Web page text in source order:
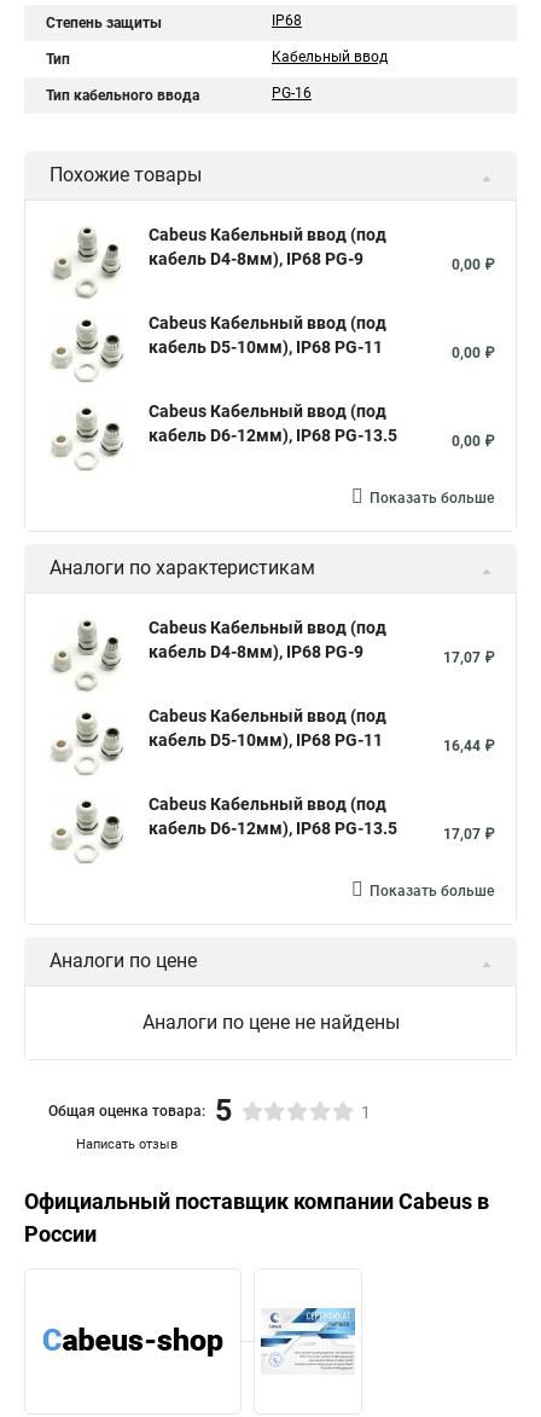
Степень защиты IP68
Тип Кабельный ввод
Тип кабельного ввода PG-16
Похожие товары
Cabeus Кабельный ввод (под
кабель D4-8мм), IP68 PG-9
0,00 ₽
Cabeus Кабельный ввод (под
кабель D5-10мм), IP68 PG-11
0,00 ₽
Cabeus Кабельный ввод (под
кабель D6-12мм), IP68 PG-13.5
0,00 ₽
Показать больше
Аналоги по характеристикам
Cabeus Кабельный ввод (под
кабель D4-8мм), IP68 PG-9
17,07 ₽
Cabeus Кабельный ввод (под
кабель D5-10мм), IP68 PG-11
16,44 ₽
Cabeus Кабельный ввод (под
кабель D6-12мм), IP68 PG-13.5
17,07 ₽
Показать больше
Аналоги по цене
Аналоги по цене не найдены
Написать отзыв
Общая оценка товара: 5 1
Официальный поставщик компанииCabeus в
России